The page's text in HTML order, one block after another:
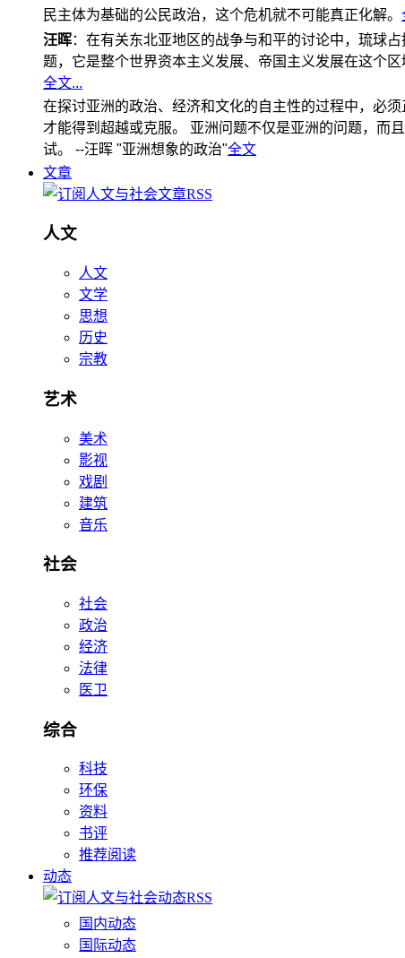
民主体为基础的公民政治，这个危机就不可能真正化解。
汪晖：在有关东北亚地区的战争与和平的讨论中，琉球
题，它是整个世界资本主义发展、帝国主义发展在这个区
全文...
在探讨亚洲的政治、经济和文化的自主性的过程中，必
才能得到超越或克服。 亚洲问题不仅是亚洲的问题，而
试。 --汪晖 "亚洲想象的政治"全文
文章
人文
人文
文学
思想
历史
宗教
艺术
美术
影视
戏剧
建筑
音乐
社会
社会
政治
经济
法律
医卫
综合
科技
环保
资料
书评
推荐阅读
动态
国内动态
国际动态